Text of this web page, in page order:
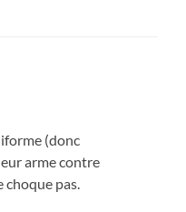
(donc
arme contre
choque pas.